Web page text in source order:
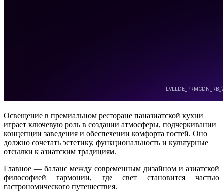
Освещение в премиальном ресторане паназиатской кухни
играет ключевую роль в создании атмосферы, подчеркивании
концепции заведения и обеспечении комфорта гостей. Оно
должно сочетать эстетику, функциональность и культурные
отсылки к азиатским традициям.
Главное — баланс между современным дизайном и азиатской
философией гармонии, где свет становится частью
гастрономического путешествия.